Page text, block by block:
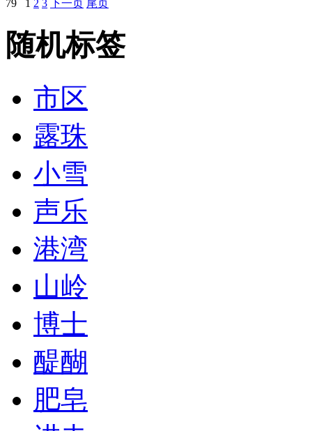
79 1 2 3 下一页 尾页
随机标签
市区
露珠
小雪
声乐
港湾
山岭
博士
醍醐
肥皂